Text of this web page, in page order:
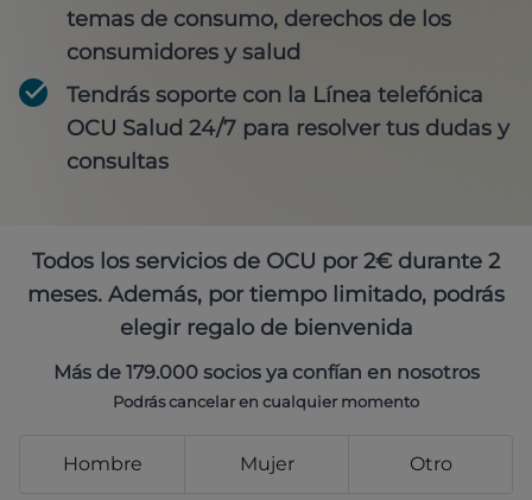
temas de consumo, derechos de los
consumidores y salud
Tendrás soporte con la Línea telefónica
OCU Salud 24/7 para resolver tus dudas y
consultas
Todos los servicios de OCU por 2€ durante 2
meses. Además, por tiempo limitado, podrás
elegir regalo de bienvenida
Más de 179.000 socios ya confían en nosotros
Podrás cancelar en cualquier momento
Hombre Mujer Otro